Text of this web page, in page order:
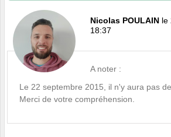
Nicolas POULAIN le
18:37
A noter :
Le 22 septembre 2015, il n'y aura pas
Merci de votre compréhension.